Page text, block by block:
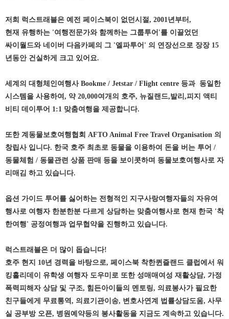
저희 럭스트래블은 예전 페이스북이 없던시절, 2001년부터,
현재 유행하는 '여행전문가와 함께하는 그룹투어'를 이끌었던
싸이월드와 네이버 다음카페의 그 '엘파투어' 의 연장선으로 장장 15
년동안 건실하게 크고 있어요.
세계의 대형체인여행사 Bookme / Jetstar / Flight centre 등과 동일한
시스템을 사용하여, 약 20,000여개의 호주, 뉴질랜드,발리,피지 액티
비티 데이투어 1:1 맞춤여행을 제공합니다.
또한 계동물보호여행협회 AFTO Animal Free Travel Organisation 의
창립사 입니다. 한국 호주 최초로 동물을 이용하여 돈을 버는 투어 /
동물체험 / 동물관련 상품 판매 등을 보이콧하며 동물보호여행사로 자
리매김 하고 있습니다.
옵션 가이드 투어를 싫어하는 전형적인 지구사랑여행자들의 자유여
행사로 여행자 한분한분 다르게 상담하는 맞춤여행사로 현재 한국 '착
한여행' 공정여행과 업무협약을 진행하고 있습니다.
럭스트래블은 더 많이 돕습니다!
호주 현지 10년 경력을 바탕으로, 페이스북 착한퀸즐랜드 클럽에서 워
킹홀리데이 유학생 여행자 도우미로 또한 성매매여성 재활상담, 가정
폭력피해자 상담 및 구조, 힘든아이들의 멘토링, 의료봉사가 필요한
친구들에게 무료통역, 의료기관이송, 변호사연계 법률상담도움, 사무
실 공부방 오픈, 병원예약등의 봉사활동을 지금도 계속하고 있습니다.